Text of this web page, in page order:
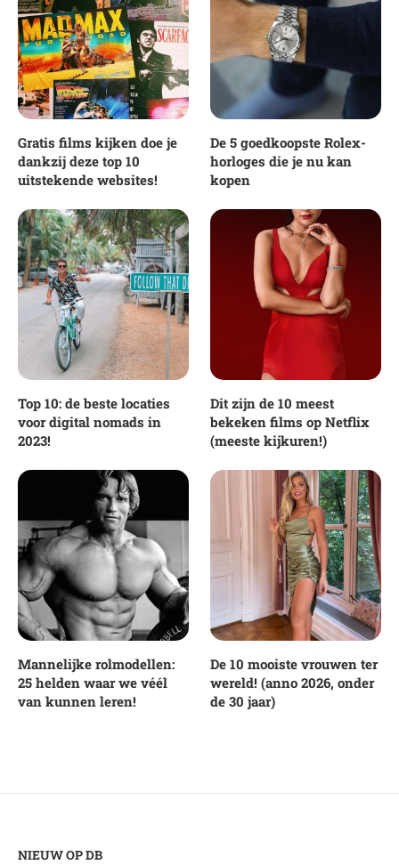
Gratis films kijken doe je
dankzij deze top 10
uitstekende websites!
De 5 goedkoopste Rolex-
horloges die je nu kan
kopen
Top 10: de beste locaties
voor digital nomads in
2023!
Dit zijn de 10 meest
bekeken films op Netflix
(meeste kijkuren!)
Mannelijke rolmodellen:
25 helden waar we véél
van kunnen leren!
De 10 mooiste vrouwen ter
wereld! (anno 2026, onder
de 30 jaar)
NIEUW OP DB